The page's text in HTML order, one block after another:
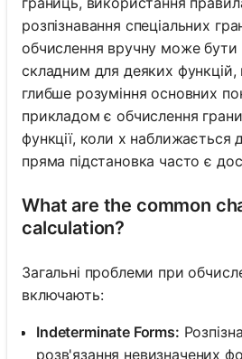
розпізнавання спеціальних
обчислення вручну може бути
складним для деяких функцій,
глибше розуміння основних
прикладом є обчислення
функції, коли x наближається
пряма підстановка часто є
What are the common
calculation?
Загальні проблеми при
включають:
Indeterminate Forms:
розв'язання невизначених